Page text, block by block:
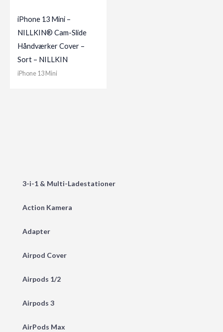
3-i-1 & Multi-Ladestationer
Action Kamera
Adapter
Airpod Cover
Airpods 1/2
Airpods 3
AirPods Max
iPhone 13 Mini –
NILLKIN® Cam-Slide
Håndværker Cover –
Sort – NILLKIN
iPhone 13 Mini